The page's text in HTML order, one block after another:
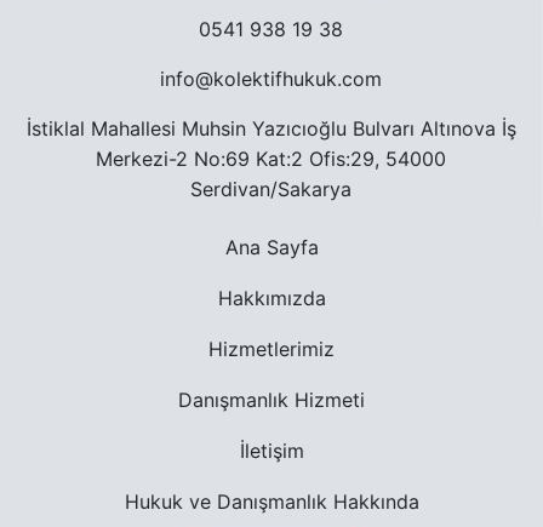
0541 938 19 38
info@kolektifhukuk.com
İstiklal Mahallesi Muhsin Yazıcıoğlu Bulvarı Altınova İş
Merkezi-2 No:69 Kat:2 Ofis:29, 54000
Serdivan/Sakarya
Ana Sayfa
Hakkımızda
Hizmetlerimiz
Danışmanlık Hizmeti
İletişim
Hukuk ve Danışmanlık Hakkında